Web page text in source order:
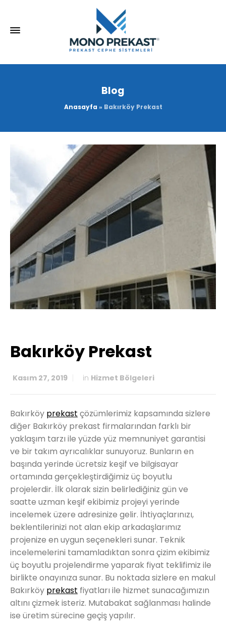
Blog
Anasayfa » Bakırköy Prekast
Bakırköy Prekast
Kasım 27, 2019 in Hizmet Bölgeleri
Bakırköy prekast çözümlerimiz kapsamında sizlere
diğer Bakırköy prekast firmalarından farklı bir
yaklaşım tarzı ile yüzde yüz memnuniyet garantisi
ve bir takım ayrıcalıklar sunuyoruz. Bunların en
başında yerinde ücretsiz keşif ve bilgisayar
ortamında gerçekleştirdiğimiz üç boyutlu
projelerdir. İlk olarak sizin belirlediğiniz gün ve
saatte uzman keşif ekibimiz projeyi yerinde
incelemek üzere adresinize gelir. İhtiyaçlarınızı,
beklentilerinizi not alan ekip arkadaşlarımız
projenize en uygun seçenekleri sunar. Teknik
incelemelerini tamamladıktan sonra çizim ekibimiz
üç boyutlu projelendirme yaparak fiyat teklifimiz ile
birlikte onayınıza sunar. Bu noktada sizlere en makul
Bakırköy prekast fiyatları ile hizmet sunacağımızın
altını çizmek isteriz. Mutabakat sağlanması halinde
ise üretim sürecine geçiş yapılır.